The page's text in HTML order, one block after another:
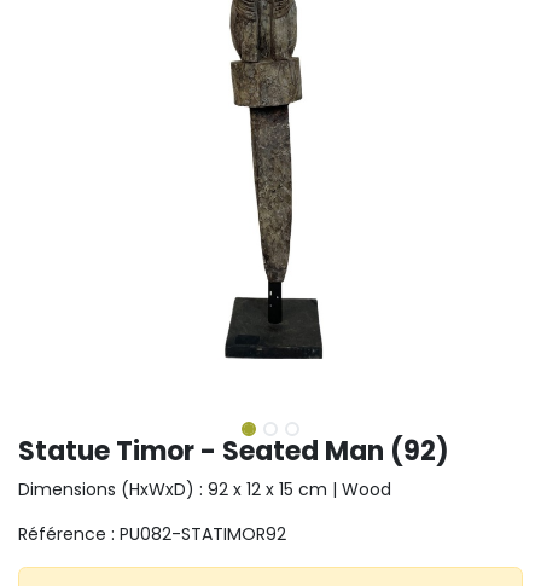
Statue Timor - Seated Man (92)
Dimensions (HxWxD) : 92 x 12 x 15 cm | Wood
Référence : PU082-STATIMOR92